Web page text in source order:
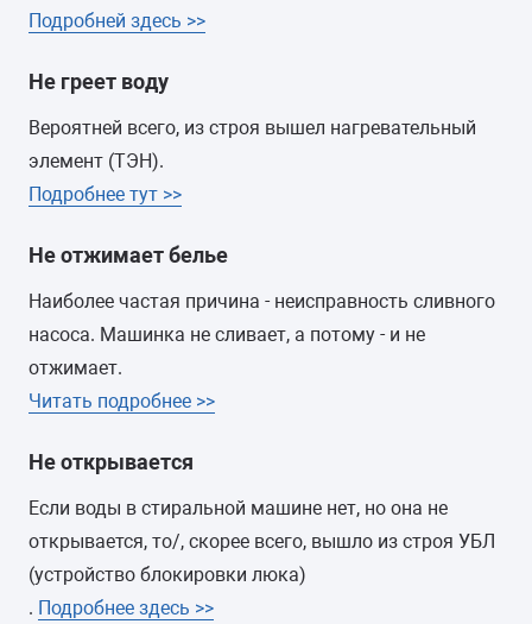
Подробней здесь >>
Не греет воду
Вероятней всего, из строя вышел нагревательный
элемент (ТЭН).
Подробнее тут >>
Не отжимает белье
Наиболее частая причина - неисправность сливного
насоса. Машинка не сливает, а потому - и не
отжимает.
Читать подробнее >>
Не открывается
Если воды в стиральной машине нет, но она не
открывается, то/, скорее всего, вышло из строя УБЛ
(устройство блокировки люка)
. Подробнее здесь >>